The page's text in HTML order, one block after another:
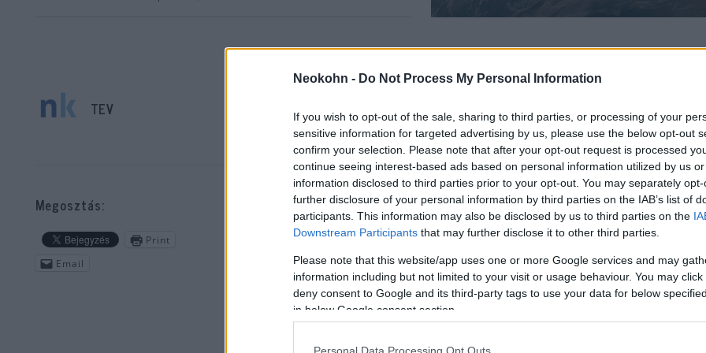
Neokohn - Do Not Process My Personal Information
If you wish to opt-out of the sale, sharing to third parties, or processing of your
sensitive information for targeted advertising by us, please use the below opt-out
confirm your selection. Please note that after your opt-out request is processed
continue seeing interest-based ads based on personal information utilized by us
information disclosed to third parties prior to your opt-out. You may separately
further disclosure of your personal information by third parties on the IAB’s list of
participants. This information may also be disclosed by us to third parties on the
Downstream Participants that may further disclose it to other third parties.
Please note that this website/app uses one or more Google services and may
information including but not limited to your visit or usage behaviour. You may
deny consent to Google and its third-party tags to use your data for below
in below Google consent section.
Personal Data Processing Opt Outs
Bejelentés érkezetta Tett és Védelem
miszerint az egyik budai középiskolában
vásáron az intézmény volt diákja
látható helyre.
Az elkövetőt korábbi osztálytársai azonosították,
igazgatóhelyetteseket és a szülőket, akiktől kérte a
A diák édesapja telefonon erősen véleményezte a
TEV
Megosztás:
Print
Email